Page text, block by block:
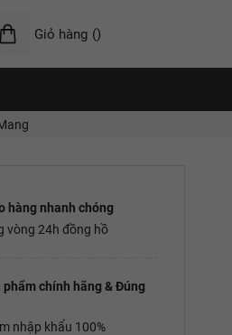
Giỏ hàng ()
hàng nhanh chóng
vòng 24h đồng hồ
phẩm chính hãng & Đúng
nhập khẩu 100%